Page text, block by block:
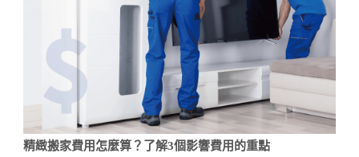
精緻搬家費用怎麼算？了解3個影響費用的重點